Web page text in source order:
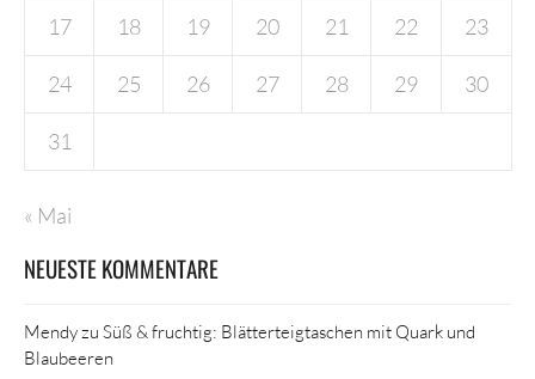
17 18 19 20 21 22 23
24 25 26 27 28 29 30
31
« Mai
NEUESTE KOMMENTARE
Mendyzu Süß & fruchtig: Blätterteigtaschen mit Quark und
Blaubeeren